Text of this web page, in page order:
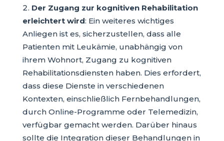
Der Zugang zur kognitiven Rehabilitation
erleichtert wird: Ein weiteres wichtiges
Anliegen ist es, sicherzustellen, dass alle
Patienten mit Leukämie, unabhängig von
ihrem Wohnort, Zugang zu kognitiven
Rehabilitationsdiensten haben. Dies erfordert,
dass diese Dienste in verschiedenen
Kontexten, einschließlich Fernbehandlungen,
durch Online-Programme oder Telemedizin,
verfügbar gemacht werden. Darüber hinaus
sollte die Integration dieser Behandlungen in